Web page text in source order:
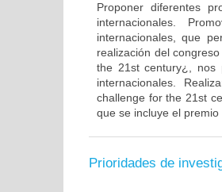
Proponer diferentes
internacionales.
internacionales, que
realización del
the 21st century¿, nos
internacionales.
challenge for the 21st
que se incluye el
Prioridades de